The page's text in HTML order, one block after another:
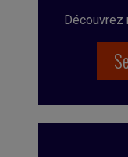
Découvrez